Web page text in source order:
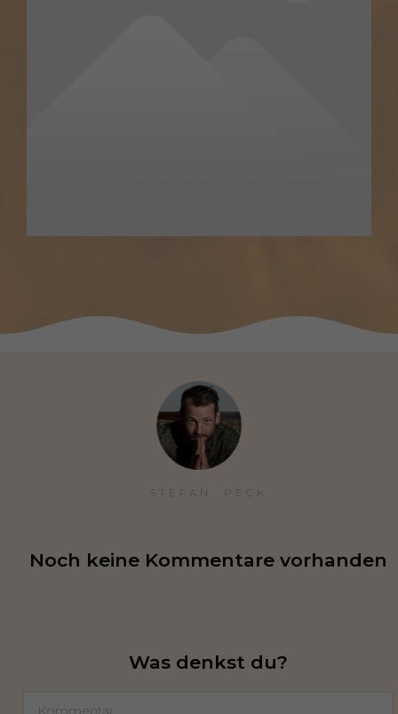
STEFAN  PECK
Noch keine Kommentare vorhanden
Was denkst du?